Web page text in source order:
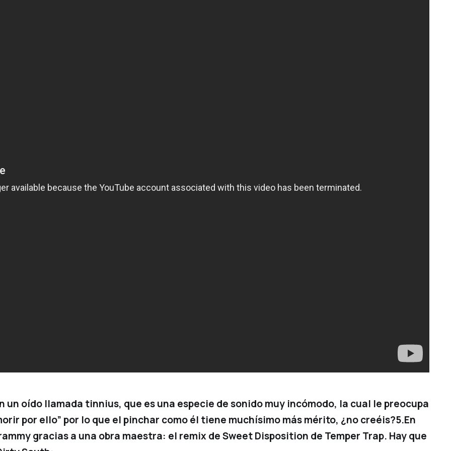
un oído llamada tinnius, que es una especie de sonido muy incómodo, la cual le preocupa
por ello” por lo que el pinchar como él tiene muchísimo más mérito, ¿no creéis?5.En
gracias a una obra maestra: el remix de Sweet Disposition de Temper Trap. Hay que